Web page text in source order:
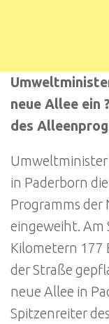
neue Allee ein
des
in Paderborn
Programms der
eingeweiht.
Kilometern 177
der Straße
neue Allee in
Spitzenreiter